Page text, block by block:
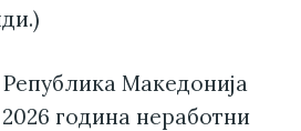
Македонија
година неработни